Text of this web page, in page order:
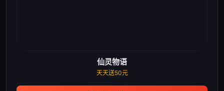
仙灵物语
天天送50元